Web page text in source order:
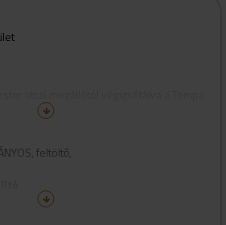
parkolás az utcán.
feltöltő,